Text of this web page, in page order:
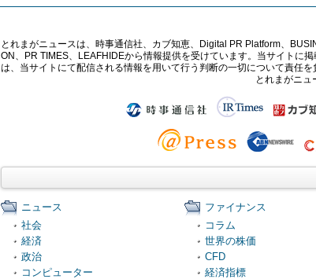
とれまがニュースは、時事通信社、カブ知恵、Digital PR Platform、
ON、PR TIMES、LEAFHIDEから情報提供を受けています。当サイトに
は、当サイトにて配信される情報を用いて行う判断の一切について責任を
とれまがニュ
ニュース
社会
経済
政治
コンピューター
ファイナンス
コラム
世界の株価
CFD
経済指標